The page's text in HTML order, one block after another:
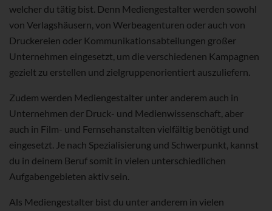
welcher du tätig bist. Denn Mediengestalter werden sowohl
von Verlagshäusern, von Werbeagenturen oder auch von
Druckereien oder Kommunikationsabteilungen großer
Unternehmen eingesetzt, um die verschiedenen Kampagnen
gezielt zu erstellen und zielgruppenorientiert auszuliefern.
Zudem werden Mediengestalter unter anderem auch in
Unternehmen der Druck- und Medienwissenschaft, aber
auch in Film- und Fernsehanstalten vielfältig benötigt und
eingesetzt. Je nach Spezialisierung und Schwerpunkt, kannst
du in deinem Beruf somit in vielen unterschiedlichen
Aufgabengebieten aktiv sein.
Als Mediengestalter bist du unter anderem in vielen